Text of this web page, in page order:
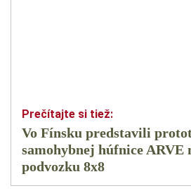
Vo Fínsku predstavili
samohybnej húfnice ARVE
podvozku 8x8